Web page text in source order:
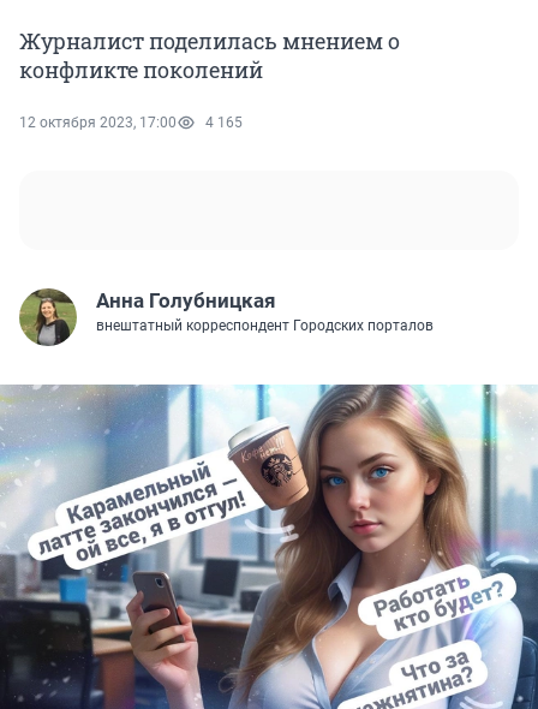
Журналист поделилась мнением о
конфликте поколений
12 октября 2023, 17:00 4 165
Анна Голубницкая
внештатный корреспондент Городских порталов